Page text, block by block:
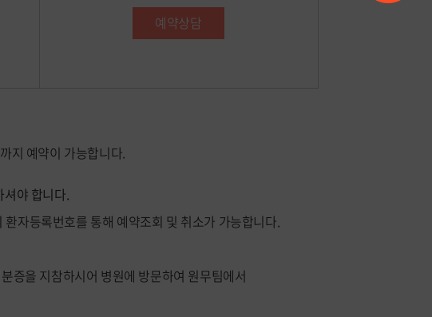
예약상담
지 예약이 가능합니다.
셔야 합니다.
자등록번호를 통해 예약조회 및 취소가 가능합니다.
증을 지참하시어 병원에 방문하여 원무팀에서